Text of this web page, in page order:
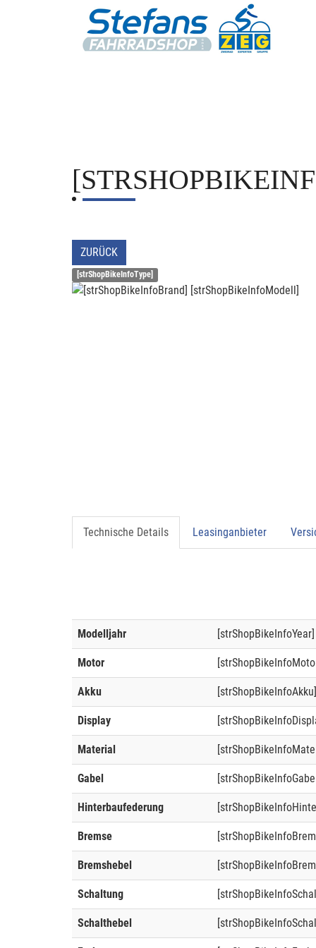
ZURÜCK
[strShopBikeInfoType]
Technische Details Leasinganbieter
Modelljahr [strShopBikeInfoYear]
Motor
Akku [strShopBikeInfoAkku]
Display
Material
Gabel
Hinterbaufederung
Bremse
Bremshebel
Schaltung
Schalthebel